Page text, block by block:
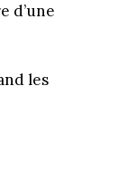
d’une
les